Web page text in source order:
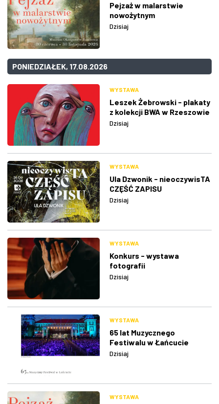
Pejzaż w malarstwie
nowożytnym
Dzisiaj
PONIEDZIAŁEK, 17.08.2026
WYSTAWA
Leszek Żebrowski - plakaty
z kolekcji BWA w Rzeszowie
Dzisiaj
WYSTAWA
Ula Dzwonik - nieoczywisTA
CZĘŚĆ ZAPISU
Dzisiaj
WYSTAWA
Konkurs - wystawa
fotografii
Dzisiaj
WYSTAWA
65 lat Muzycznego
Festiwalu w Łańcucie
Dzisiaj
WYSTAWA